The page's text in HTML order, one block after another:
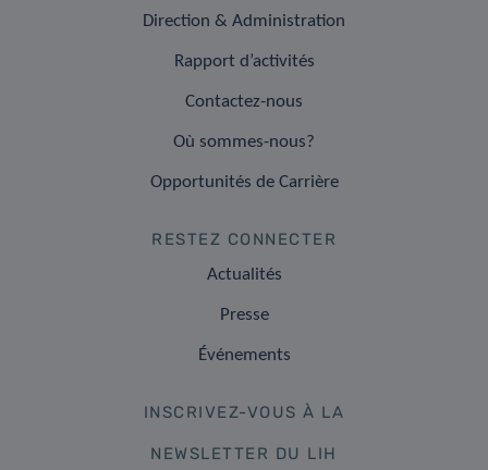
Direction & Administration
Rapport d’activités
Contactez-nous
Où sommes-nous?
Opportunités de Carrière
RESTEZ CONNECTER
Actualités
Presse
Événements
INSCRIVEZ-VOUS À LA
NEWSLETTER DU LIH